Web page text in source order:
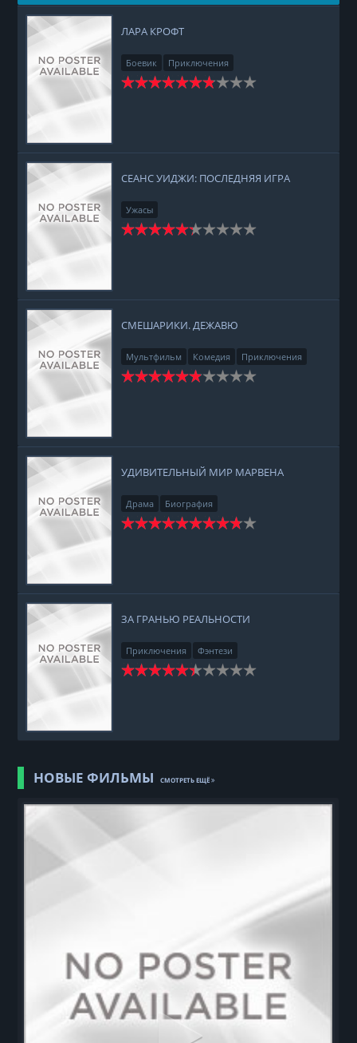
ЛАРА КРОФТ
Боевик Приключения
СЕАНС УИДЖИ: ПОСЛЕДНЯЯ ИГРА
Ужасы
СМЕШАРИКИ. ДЕЖАВЮ
Мультфильм Комедия
Приключения
Семейный
УДИВИТЕЛЬНЫЙ МИР МАРВЕНА
Драма Биография
ЗА ГРАНЬЮ РЕАЛЬНОСТИ
Приключения Фэнтези
НОВЫЕ ФИЛЬМЫ СМОТРЕТЬ ЕЩЁ